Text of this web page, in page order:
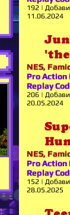
192 |
11.06.2024
'the
NES,
Pro Action
Replay
206 |
20.05.2024
NES,
Pro Action
Replay
152 |
28.05.2025